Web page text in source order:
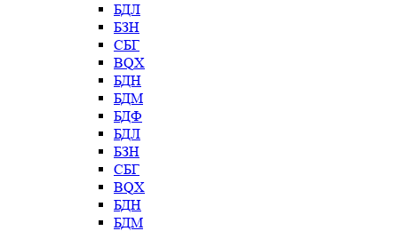
БДЛ
БЗН
СБГ
BQX
БДН
БДМ
БДФ
БДЛ
БЗН
СБГ
BQX
БДН
БДМ